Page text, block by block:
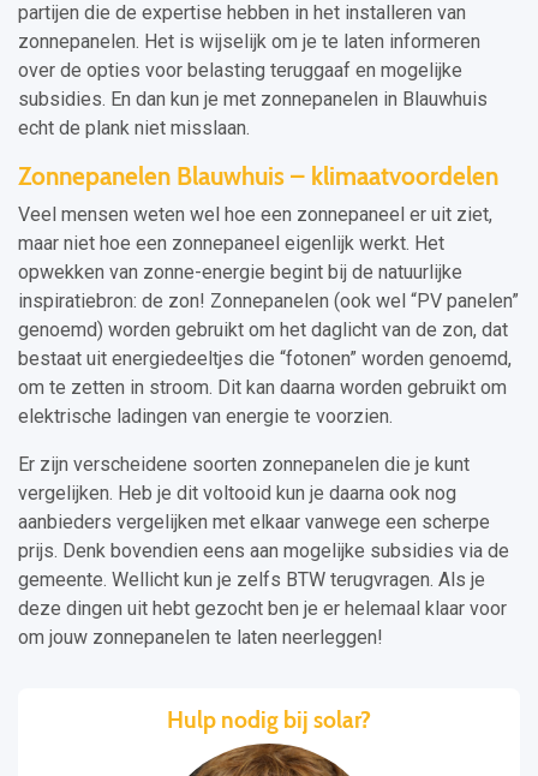
partijen die de expertise hebben in het installeren van
zonnepanelen. Het is wijselijk om je te laten informeren
over de opties voor belasting teruggaaf en mogelijke
subsidies. En dan kun je met zonnepanelen in Blauwhuis
echt de plank niet misslaan.
Zonnepanelen Blauwhuis – klimaatvoordelen
Veel mensen weten wel hoe een zonnepaneel er uit ziet,
maar niet hoe een zonnepaneel eigenlijk werkt. Het
opwekken van zonne-energie begint bij de natuurlijke
inspiratiebron: de zon! Zonnepanelen (ook wel “PV panelen”
genoemd) worden gebruikt om het daglicht van de zon, dat
bestaat uit energiedeeltjes die “fotonen” worden genoemd,
om te zetten in stroom. Dit kan daarna worden gebruikt om
elektrische ladingen van energie te voorzien.
Er zijn verscheidene soorten zonnepanelen die je kunt
vergelijken. Heb je dit voltooid kun je daarna ook nog
aanbieders vergelijken met elkaar vanwege een scherpe
prijs. Denk bovendien eens aan mogelijke subsidies via de
gemeente. Wellicht kun je zelfs BTW terugvragen. Als je
deze dingen uit hebt gezocht ben je er helemaal klaar voor
om jouw zonnepanelen te laten neerleggen!
Hulp nodig bij solar?